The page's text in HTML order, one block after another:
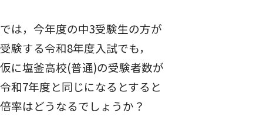
では，今年度の中3受験生の方が
受験する令和8年度入試でも，
仮に塩釜高校(普通)の受験者数が
令和7年度と同じになるとすると
倍率はどうなるでしょうか？